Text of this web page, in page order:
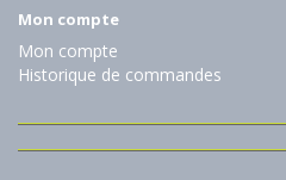
Mon compte
Mon compte
Historique de commandes